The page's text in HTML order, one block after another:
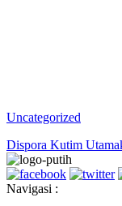
Uncategorized
Dispora Kutim
Navigasi :